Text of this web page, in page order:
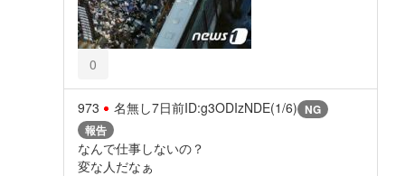
0
973 名無し7日前ID:g3ODIzNDE(1/6) NG
報告
なんで仕事しないの？
変な人だなぁ